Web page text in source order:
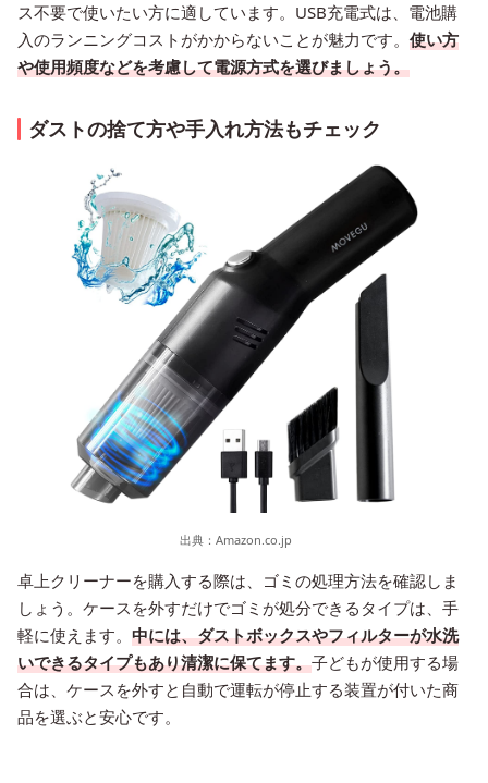
ス不要で使いたい方に適しています。USB充電式は、電池購
入のランニングコストがかからないことが魅力です。 使い方
や使用頻度などを考慮して電源方式を選びましょう。
ダストの捨て方や手入れ方法もチェック
出典： Amazon.co.jp
卓上クリーナーを購入する際は、ゴミの処理方法を確認しま
しょう。ケースを外すだけでゴミが処分できるタイプは、手
軽に使えます。 中には、ダストボックスやフィルターが水洗
いできるタイプもあり清潔に保てます。子どもが使用する場
合は、ケースを外すと自動で運転が停止する装置が付いた商
品を選ぶと安心です。